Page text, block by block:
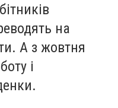
на
А з жовтня
і